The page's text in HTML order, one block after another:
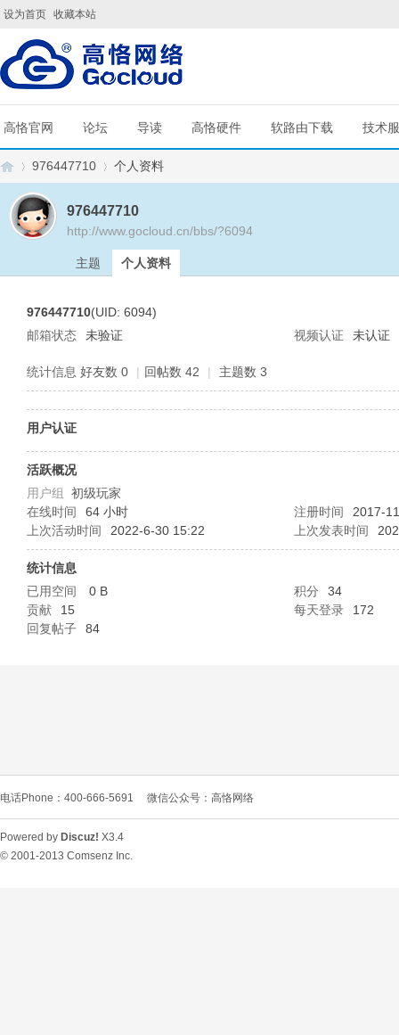
设为首页 收藏本站
高恪官网 论坛 导读 高恪硬件 软路由下载 技术
L
976447710 个人资料
976447710
http://www.gocloud.cn/bbs/?6094
主题 个人资料
976447710(UID: 6094)
邮箱状态
未验证 视频认证 未认证
统计信息 好友数 0 | 回帖数 42 | 主题数 3
用户认证
活跃概况
用户组 初级玩家
在线时间
64 小时 注册时间
2017-
上次活动时间
2022-6-30 15:22 上次发表时间
统计信息
已用空间
0 B 积分
34
贡献
15 每天登录
172
回复帖子
84
电话Phone：400-666-5691 微信公众号：高恪网络
Powered by Discuz! X3.4
© 2001-2013 Comsenz Inc.